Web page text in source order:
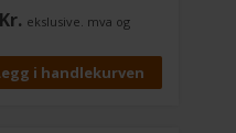
Kr. ekslusive. mva og